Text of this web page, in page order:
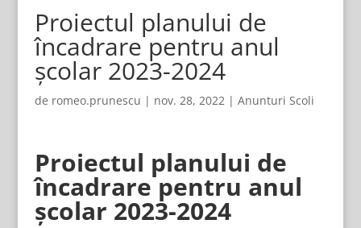
Proiectul planului de
încadrare pentru anul
școlar 2023-2024
de romeo.prunescu | nov. 28, 2022| Anunturi Scoli
Proiectul planului de
încadrare pentru anul
școlar 2023-2024